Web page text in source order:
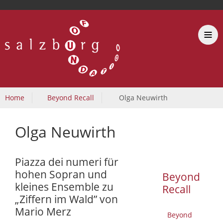
Home Beyond Recall Olga Neuwirth
Olga Neuwirth
Beyond
Recall
Beyond
Piazza dei numeri für
hohen Sopran und
kleines Ensemble zu
„Ziffern im Wald” von
Mario Merz